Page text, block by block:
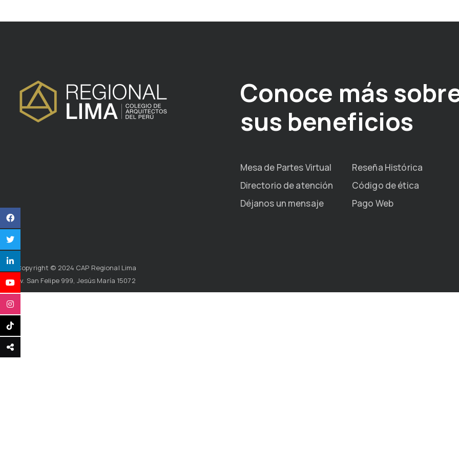
Conoce más
sus beneficios
Mesa de Partes Virtual Reseña Histórica
Directorio de atención
Código de ética
Déjanos un mensaje
Pago Web
Copyright © 2024 CAP Regional Lima
Av. San Felipe 999, Jesús María 15072